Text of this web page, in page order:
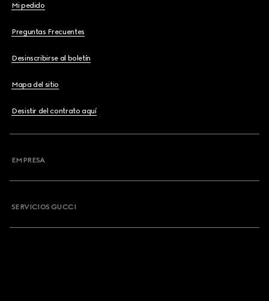
Mi pedido
Preguntas Frecuentes
Desinscribirse al boletín
Mapa del sitio
Desistir del contrato aquí
EMPRESA
SERVICIOS GUCCI